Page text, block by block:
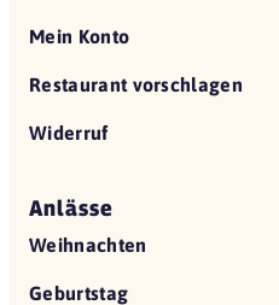
Mein Konto
Restaurant vorschlagen
Widerruf
Anlässe
Weihnachten
Geburtstag